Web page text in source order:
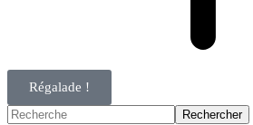
Régalade !